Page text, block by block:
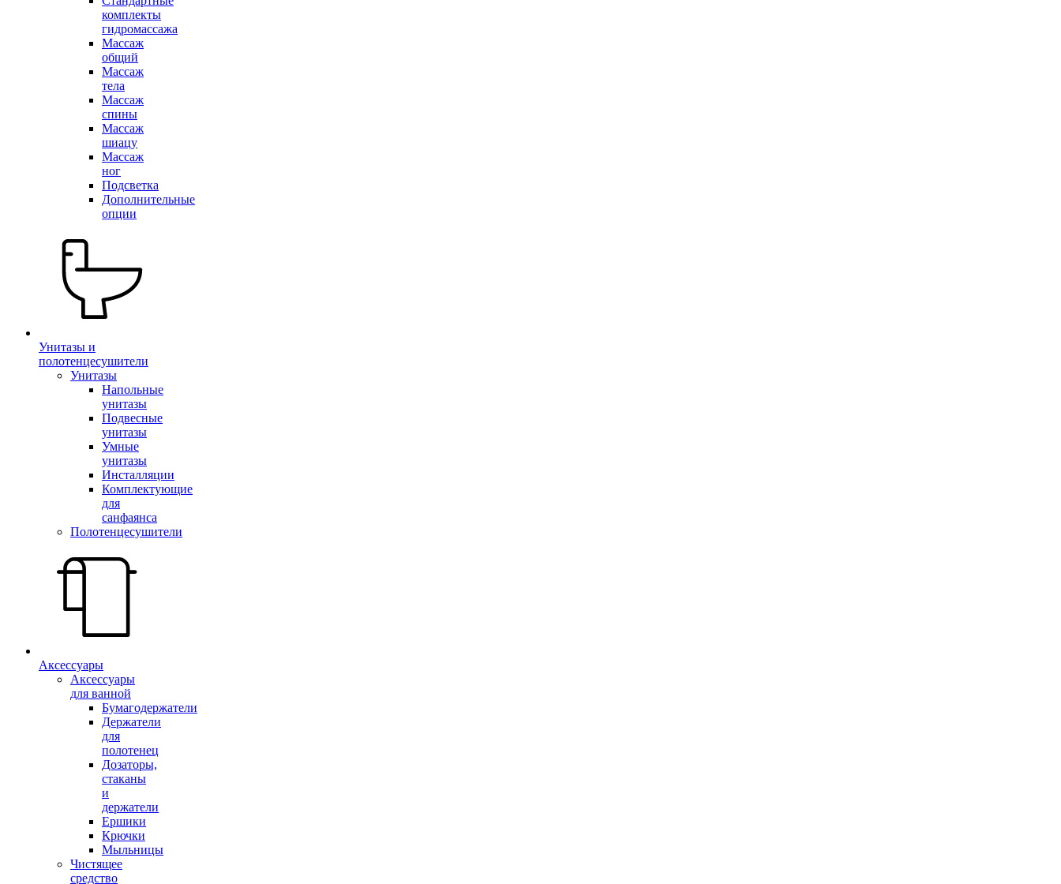
комплекты
гидромассажа
Массаж
общий
Массаж
тела
Массаж
спины
Массаж
шиацу
Массаж
ног
Подсветка
Дополнительные
опции
Унитазы и
полотенцесушители
Унитазы
Напольные
унитазы
Подвесные
унитазы
Умные
унитазы
Инсталляции
Комплектующие
для
санфаянса
Полотенцесушители
Аксессуары
Аксессуары
для ванной
Бумагодержатели
Держатели
для
полотенец
Дозаторы,
стаканы
и
держатели
Ершики
Крючки
Мыльницы
Чистящее
средство